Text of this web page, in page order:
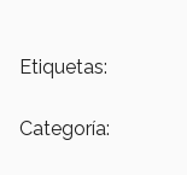
Etiquetas:
Categoría: